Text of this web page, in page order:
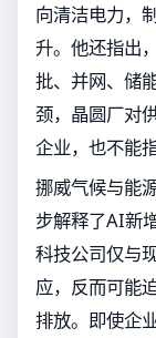
向清洁电力，
升。他还指出
批、并网、储
颈，晶圆厂对
企业，也不能
挪威气候与能
步解释了AI新
科技公司仅与
应，反而可能
排放。即使企